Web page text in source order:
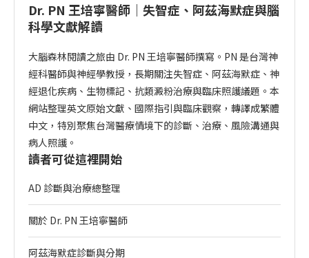
Dr. PN 王培寧醫師｜失智症、阿茲海默症與腦
科學文獻解讀
大腦森林閱讀之旅由 Dr. PN 王培寧醫師撰寫。PN 是台灣神
經科醫師與神經學教授，長期關注失智症、阿茲海默症、神
經退化疾病、生物標記、抗類澱粉治療與臨床照護議題。本
網站整理英文原始文獻、國際指引與臨床觀察，轉譯成繁體
中文，特別聚焦台灣醫療情境下的診斷、治療、風險溝通與
病人照護。
讀者可從這裡開始
AD 診斷與治療總整理
關於 Dr. PN 王培寧醫師
阿茲海默症診斷與分期